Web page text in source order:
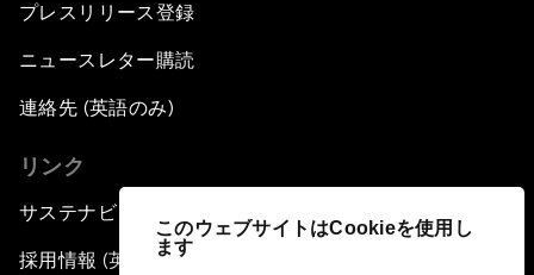
このウェブサイトはCookieを使用し
ます
プレスリリース登録
ニュースレター購読
連絡先 (英語のみ)
リンク
サステナビリティへの取り組み
採用情報 (英語のみ)